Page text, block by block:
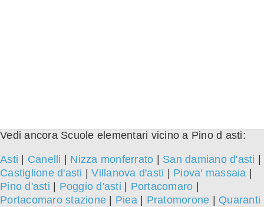
Vedi ancora Scuole elementari vicino a Pino d asti:
Asti Canelli Nizza monferrato San damiano d'asti
Castiglione d'asti |Villanova d'asti Piova' massaia
Pino d'asti
Poggio d'asti Portacomaro
Portacomaro stazione
Piea| Pratomorone
Quaranti